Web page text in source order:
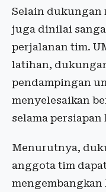
Selain dukungan
juga dinilai
perjalanan tim.
latihan,
pendampingan
menyelesaikan
selama
Menurutnya,
anggota tim